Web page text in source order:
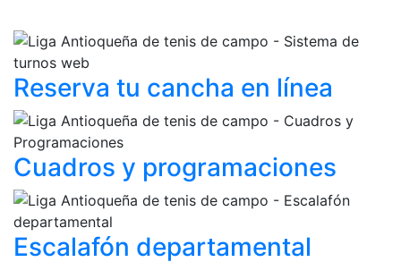
Reserva tu cancha en línea
Cuadros y programaciones
Escalafón departamental